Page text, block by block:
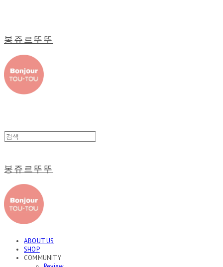
봉쥬르뚜뚜
봉쥬르뚜뚜
ABOUT US
SHOP
COMMUNITY